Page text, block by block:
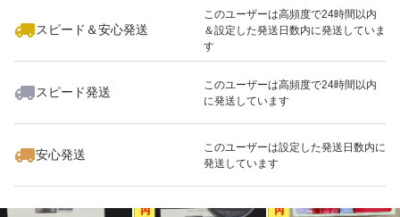
スピード＆安心発送
このユーザーは高頻度で24時間以内
＆設定した発送日数内に発送していま
す
スピード発送
このユーザーは高頻度で24時間以内
に発送しています
安心発送
このユーザーは設定した発送日数内に
発送しています
いいね！
2,150